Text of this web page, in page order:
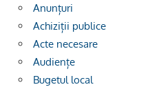
Anunțuri
Achiziții publice
Acte necesare
Audiențe
Bugetul local